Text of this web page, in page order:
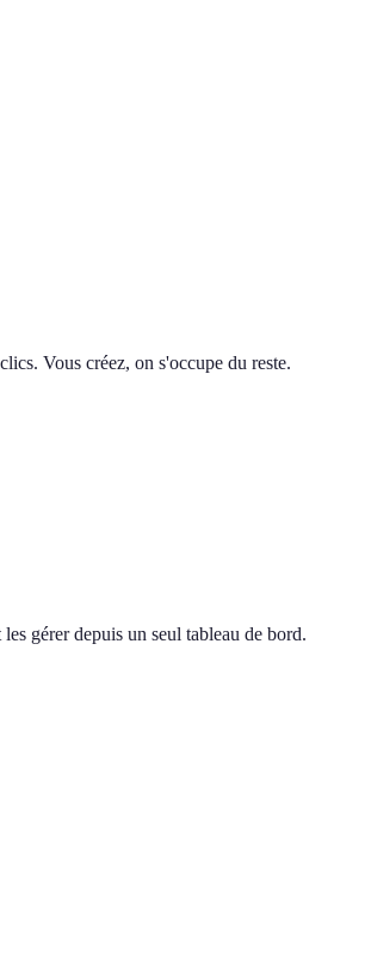
Vous créez, on s'occupe du reste.
gérer depuis un seul tableau de bord.